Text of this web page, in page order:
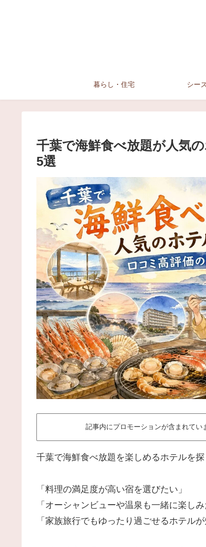
暮らし・住宅 シー
千葉で海鮮食べ放題が人気
5選
記事内にプロモーションが含まれてい
千葉で海鮮食べ放題を楽しめるホテルを探
「料理の満足度が高い宿を選びたい」
「オーシャンビューや温泉も一緒に楽しみ
「家族旅行でもゆったり過ごせるホテルが